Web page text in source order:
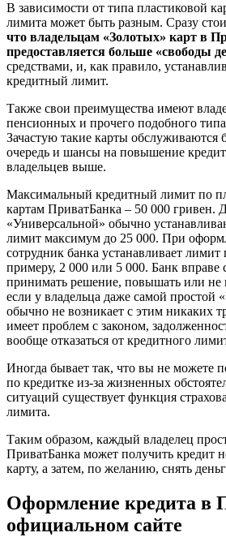
В зависимости от типа пластиковой
лимита может быть разным. Сразу
что владельцам «Золотых» карт в
предоставляется больше «свободы
средствами, и, как правило,
кредитный лимит.
Также свои преимущества имеют
пенсионных и прочего подобного
Зачастую такие карты обслуживаются
очередь и шансы на повышение
владельцев выше.
Максимальный кредитный лимит по
картам ПриватБанка – 50 000 гривен.
«Универсальной» обычно
лимит максимум до 25 000. При
сотрудник банка устанавливает
примеру, 2 000 или 5 000. Банк вправе
принимать решение, повышать или
если у владельца даже самой простой
обычно не возникает с этим никаких
имеет проблем с законом,
вообще отказаться от кредитного
Иногда бывает так, что вы не можете
по кредитке из-за жизненных
ситуаций существует функция
лимита.
Таким образом, каждый владелец
ПриватБанка может получить кредит
карту, а затем, по желанию, снять
Оформление кредита в
официальном сайте